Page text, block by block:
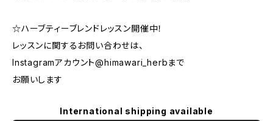
☆ハーブティーブレンドレッスン開催中！
レッスンに関するお問い合わせは、
Instagramアカウント@himawari_herbまで
お願いします
International shipping available